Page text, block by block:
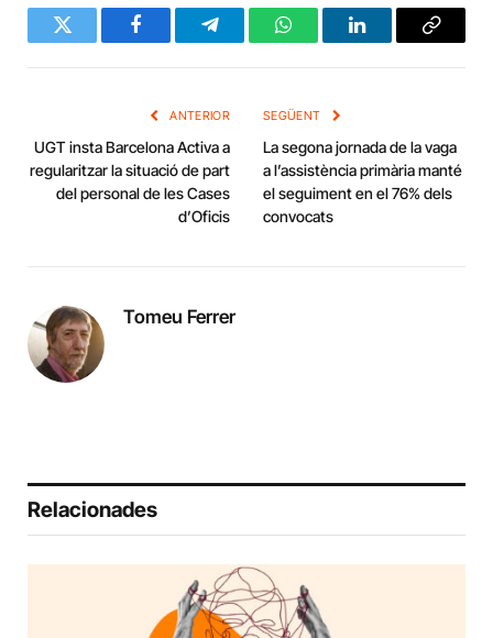
Twitter FacebookTelegramWhatsAppLinkedInCopy
ANTERIOR
UGT insta Barcelona Activa a
regularitzar la situació de part
del personal de les Cases
d’Oficis
SEGÜENT
La segona jornada de la vaga
a l’assistència primària manté
el seguiment en el 76% dels
convocats
Tomeu Ferrer
Relacionades